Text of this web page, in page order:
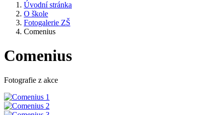
Úvodní stránka
O škole
Fotogalerie ZŠ
Comenius
Comenius
Fotografie z akce